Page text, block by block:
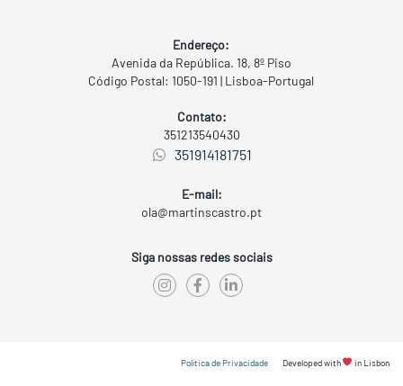
Endereço:
Avenida da República. 18, 8º Piso
Código Postal: 1050-191 | Lisboa-Portugal
Contato:
351213540430
351914181751
E-mail:
ola@martinscastro.pt
Siga nossas redes sociais
Política de Privacidade Developed with in Lisbon